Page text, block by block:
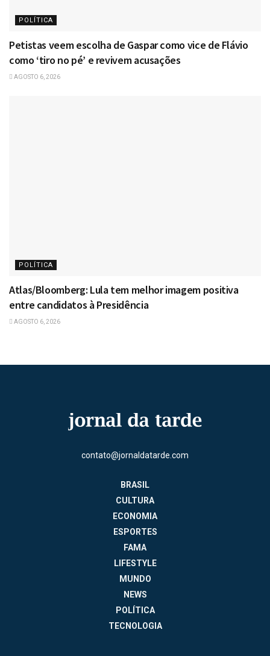
POLÍTICA
Petistas veem escolha de Gaspar como vice de Flávio
como ‘tiro no pé’ e revivem acusações
AGOSTO 6, 2026
POLÍTICA
Atlas/Bloomberg: Lula tem melhor imagem positiva
entre candidatos à Presidência
AGOSTO 6, 2026
contato@jornaldatarde.com
BRASIL
CULTURA
ECONOMIA
ESPORTES
FAMA
LIFESTYLE
MUNDO
NEWS
POLÍTICA
TECNOLOGIA